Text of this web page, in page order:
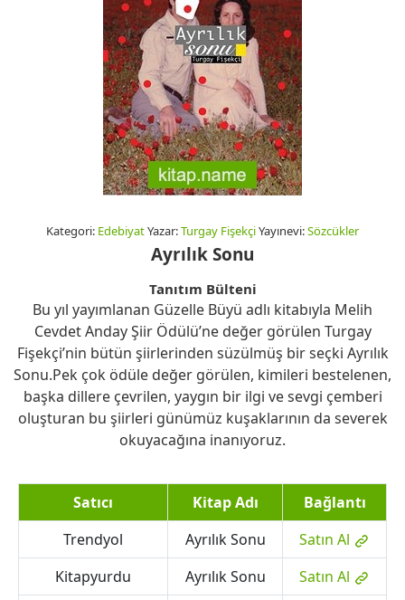
Kategori: EdebiyatYazar:Turgay FişekçiYayınevi:Sözcükler
Ayrılık Sonu
Tanıtım Bülteni
Bu yıl yayımlanan Güzelle Büyü adlı kitabıyla Melih
Cevdet Anday Şiir Ödülü’ne değer görülen Turgay
Fişekçi’nin bütün şiirlerinden süzülmüş bir seçki Ayrılık
Sonu.Pek çok ödüle değer görülen, kimileri bestelenen,
başka dillere çevrilen, yaygın bir ilgi ve sevgi çemberi
oluşturan bu şiirleri günümüz kuşaklarının da severek
okuyacağına inanıyoruz.
Satıcı Kitap Adı
Bağlantı
Trendyol
Ayrılık Sonu
Satın Al
Kitapyurdu
Ayrılık Sonu
Satın Al